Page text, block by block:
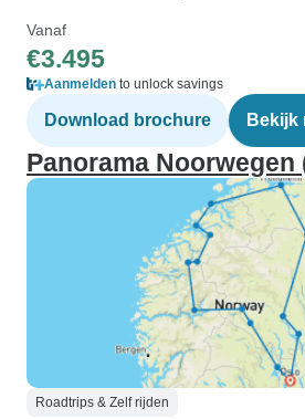
Vanaf
€3.495
Aanmelden to unlock savings
Download brochure Bekijk
Panorama Noorwegen
Roadtrips & Zelf rijden